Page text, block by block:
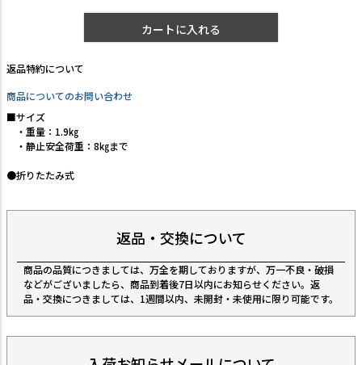
カートに入れる
返品特約について
商品についてのお問い合わせ
■サイズ
・重量：1.9㎏
・静止安全荷重：8㎏まで
●折りたたみ式
返品・交換について
商品の品質につきましては、万全を期しておりますが、万一不良・破損
などがございましたら、商品到着後7日以内にお知らせください。返
品・交換につきましては、1週間以内、未開封・未使用に限り可能です。